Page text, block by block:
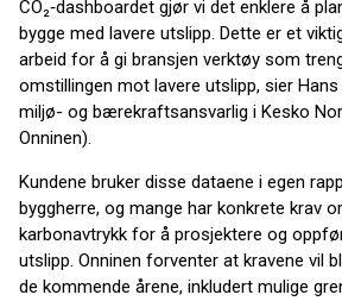
CO₂‑dashboardet gjør vi det enklere å
bygge med lavere utslipp. Dette er et
arbeid for å gi bransjen verktøy som
omstillingen mot lavere utslipp, sier
miljø- og bærekraftsansvarlig i Kesko
Onninen).
Kundene bruker disse dataene i egen
byggherre, og mange har konkrete krav
karbonavtrykk for å prosjektere og
utslipp. Onninen forventer at kravene vil
de kommende årene, inkludert mulige